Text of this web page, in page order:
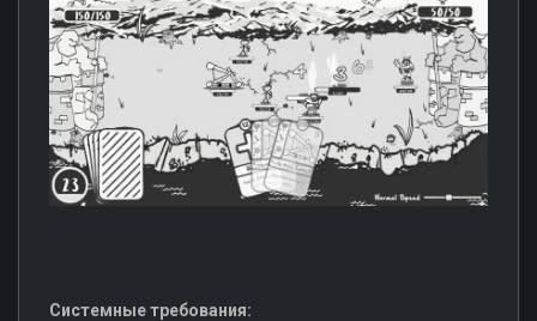
Системные требования: